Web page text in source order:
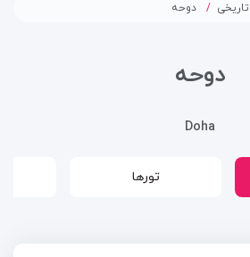
تاریخی دوحه
دوحه
Doha
تورها